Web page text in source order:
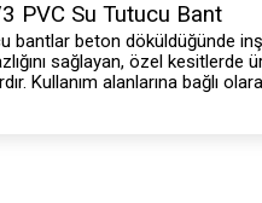
PVC Su Tutucu Bant
bantlar beton döküldüğünde
sağlayan, özel
Kullanım alanlarına bağlı